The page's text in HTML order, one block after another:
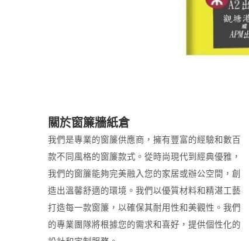
關於窗簾牆紙倉
我們是專業的窗簾供應商，擁有豐富的經驗和數百
款不同風格的窗簾款式。從時尚現代到經典優雅，
我們的窗簾能夠完美融入您的家居或辦公空間，創
造出溫馨舒適的環境。我們以優質材料和精湛工藝
打造每一款窗簾，以確保其耐用性和美觀性。我們
的專業團隊將根據您的需求和喜好，提供個性化的